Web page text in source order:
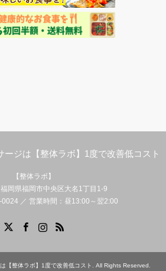
ジは【整体ラボ】1度で改善低コスト
【整体ラボ】
岡県福岡市中央区大名1丁目1-9
／ 営業時間：昼13:00～翌2:00
【整体ラボ】1度で改善低コスト . All Rights Reserved.